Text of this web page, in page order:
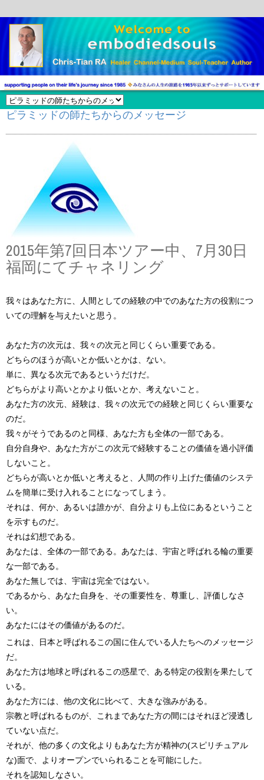
ピラミッドの師たちからのメッセージ
2015年第7回日本ツアー中、7月30日
福岡にてチャネリング
我々はあなた方に、人間としての経験の中でのあなた方の役割につ
いての理解を与えたいと思う。
あなた方の次元は、我々の次元と同じくらい重要である。
どちらのほうが高いとか低いとかは、ない。
単に、異なる次元であるというだけだ。
どちらがより高いとかより低いとか、考えないこと。
あなた方の次元、経験は、我々の次元での経験と同じくらい重要な
のだ。
我々がそうであるのと同様、あなた方も全体の一部である。
自分自身や、あなた方がこの次元で経験することの価値を過小評価
しないこと。
どちらが高いとか低いと考えると、人間の作り上げた価値のシステ
ムを簡単に受け入れることになってしまう。
それは、何か、あるいは誰かが、自分よりも上位にあるということ
を示すものだ。
それは幻想である。
あなたは、全体の一部である。あなたは、宇宙と呼ばれる輪の重要
な一部である。
あなた無しでは、宇宙は完全ではない。
であるから、あなた自身を、その重要性を、尊重し、評価しなさ
い。
あなたにはその価値があるのだ。
これは、日本と呼ばれるこの国に住んでいる人たちへのメッセージ
だ。
あなた方は地球と呼ばれるこの惑星で、ある特定の役割を果たして
いる。
あなた方には、他の文化に比べて、大きな強みがある。
宗教と呼ばれるものが、これまであなた方の間にはそれほど浸透し
ていない点だ。
それが、他の多くの文化よりもあなた方が精神の(スピリチュアル
な)面で、よりオープンでいられることを可能にした。
それを認知しなさい。